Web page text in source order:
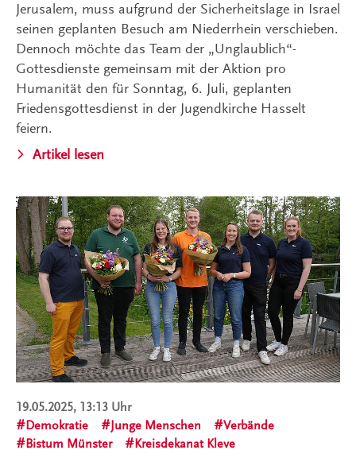
Jerusalem, muss aufgrund der Sicherheitslage in Israel
seinen geplanten Besuch am Niederrhein verschieben.
Dennoch möchte das Team der „Unglaublich“-
Gottesdienste gemeinsam mit der Aktion pro
Humanität den für Sonntag, 6. Juli, geplanten
Friedensgottesdienst in der Jugendkirche Hasselt
feiern.
Artikel lesen
19.05.2025, 13:13 Uhr
Demokratie
Junge Menschen
Verbände
Bistum Münster
Kreisdekanat Kleve